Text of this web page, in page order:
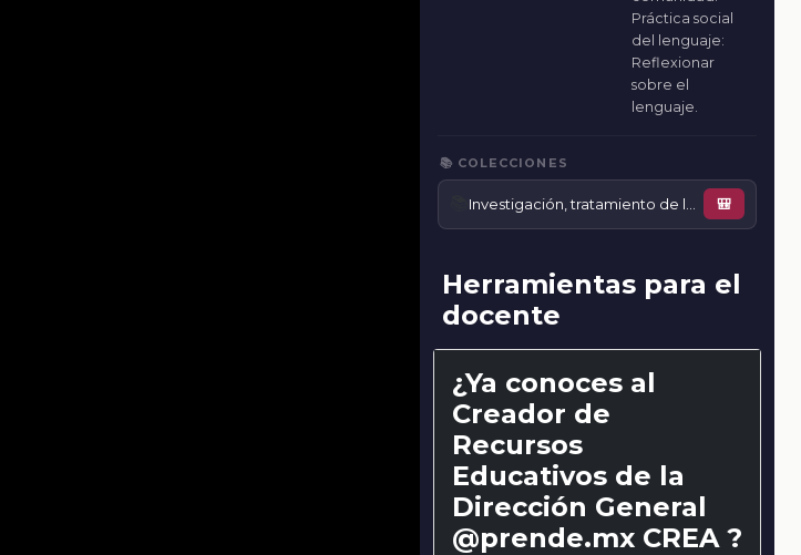
Práctica social
del lenguaje:
Reflexionar
sobre el
lenguaje.
📚 COLECCIONES
🎒
Herramientas para el
docente
¿Ya conoces al
Creador de
Recursos
Educativos de la
Dirección General
@prende.mx CREA ?